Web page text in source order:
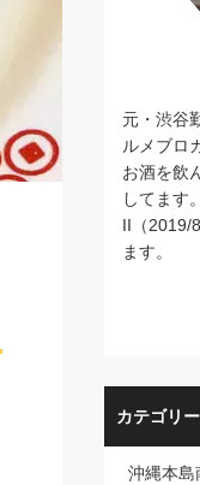
元・渋谷
ルメブロ
お酒を飲
してます
II（2019/
ます。
カテゴリー
沖縄本島